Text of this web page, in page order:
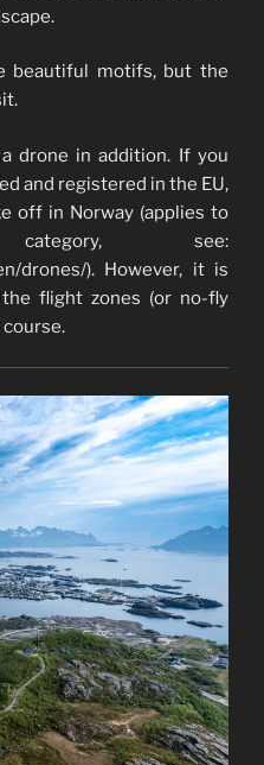
beautiful motifs, but the
drone in addition. If you
and registered in the EU,
off in Norway (applies to
see:
drones/). However, it is
flight zones (or no-fly
course.